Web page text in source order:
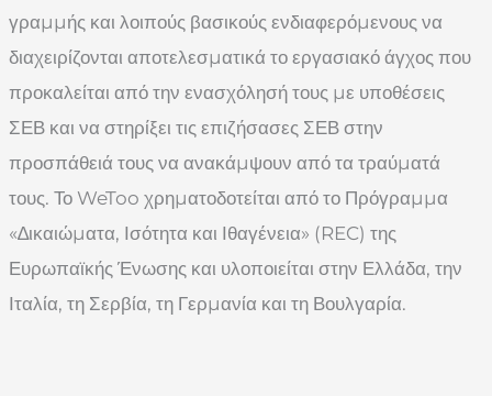
γραµµής και λοιπούς βασικούς ενδιαφερόµενους να
διαχειρίζονται αποτελεσµατικά το εργασιακό άγχος που
προκαλείται από την ενασχόλησή τους µε υποθέσεις
ΣΕΒ και να στηρίξει τις επιζήσασες ΣΕΒ στην
προσπάθειά τους να ανακάµψουν από τα τραύµατά
τους. Το WeToo χρηµατοδοτείται από το Πρόγραµµα
«∆ικαιώµατα, Ισότητα και Ιθαγένεια» (REC) της
Ευρωπαϊκής Ένωσης και υλοποιείται στην Ελλάδα, την
Ιταλία, τη Σερβία, τη Γερµανία και τη Βουλγαρία.